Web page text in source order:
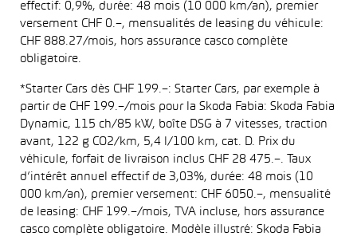
effectif: 0,9%, durée: 48 mois (10 000 km/an), premier
versement CHF 0.–, mensualités de leasing du véhicule:
CHF 888.27/mois, hors assurance casco complète
obligatoire.
*Starter Cars dès CHF 199.–: Starter Cars, par exemple à
partir de CHF 199.–/mois pour la Skoda Fabia: Skoda Fabia
Dynamic, 115 ch/85 kW, boîte DSG à 7 vitesses, traction
avant, 122 g CO2/km, 5,4 l/100 km, cat. D. Prix du
véhicule, forfait de livraison inclus CHF 28 475.–. Taux
d’intérêt annuel effectif de 3,03%, durée: 48 mois (10
000 km/an), premier versement: CHF 6050.–, mensualité
de leasing: CHF 199.–/mois, TVA incluse, hors assurance
casco complète obligatoire. Modèle illustré: Skoda Fabia